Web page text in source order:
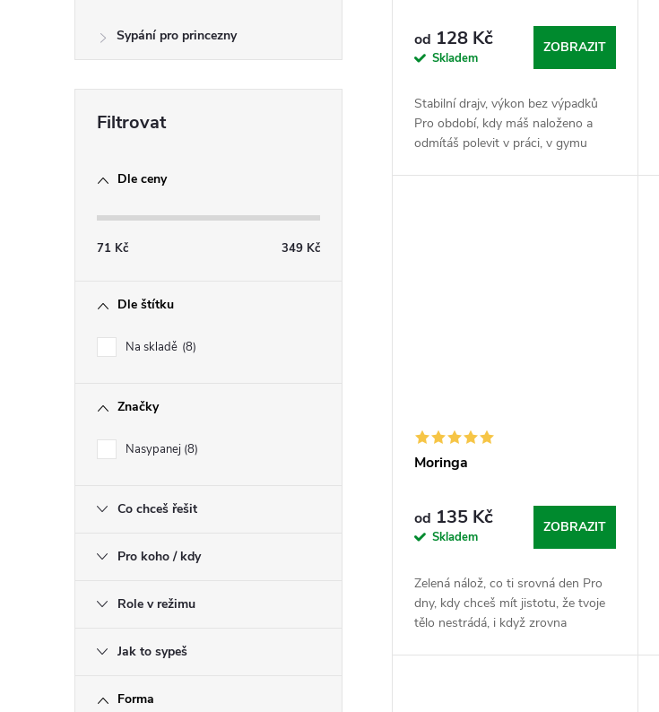
Sypání pro princezny
Dle ceny
71 Kč 349 Kč
Dle štítku
Na skladě 8
Značky
Nasypanej 8
Co chceš řešit
Pro koho / kdy
Role v režimu
Jak to sypeš
Forma
ů
k
od 128 Kč
Skladem
ZOBRAZIT
Stabilní drajv, výkon bez výpadků
Pro období, kdy máš naloženo a
odmítáš polevit v práci, v gymu
Moringa
od 135 Kč
Skladem
ZOBRAZIT
Zelená nálož, co ti srovná den Pro
dny, kdy chceš mít jistotu, že tvoje
tělo nestrádá, i když zrovna